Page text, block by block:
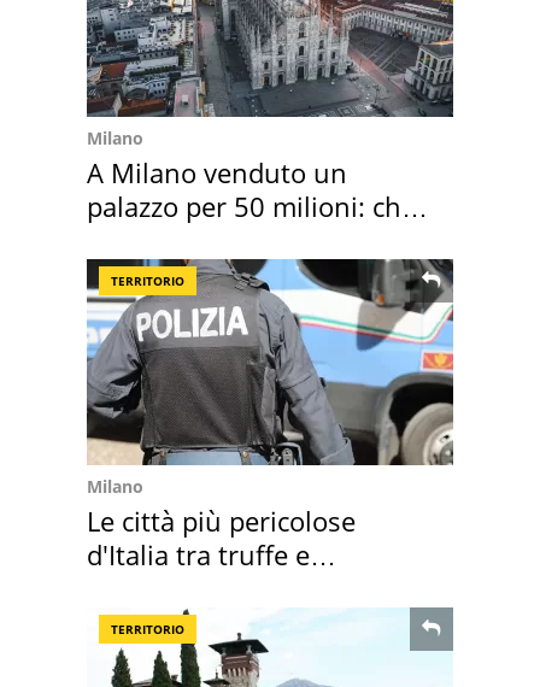
Milano
A Milano venduto un
palazzo per 50 milioni: chi
TERRITORIO
Milano
Le città più pericolose
d'Italia tra truffe e
TERRITORIO